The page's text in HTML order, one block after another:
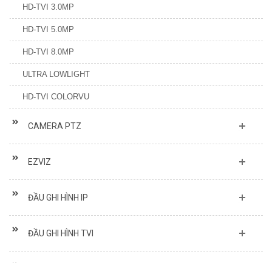
HD-TVI 3.0MP
HD-TVI 5.0MP
HD-TVI 8.0MP
ULTRA LOWLIGHT
HD-TVI COLORVU
CAMERA PTZ
EZVIZ
ĐẦU GHI HÌNH IP
ĐẦU GHI HÌNH TVI